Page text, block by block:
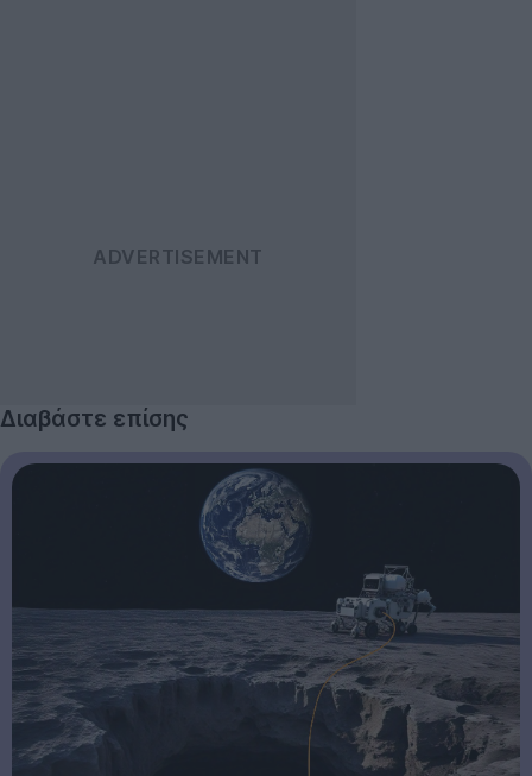
Διαβάστε επίσης